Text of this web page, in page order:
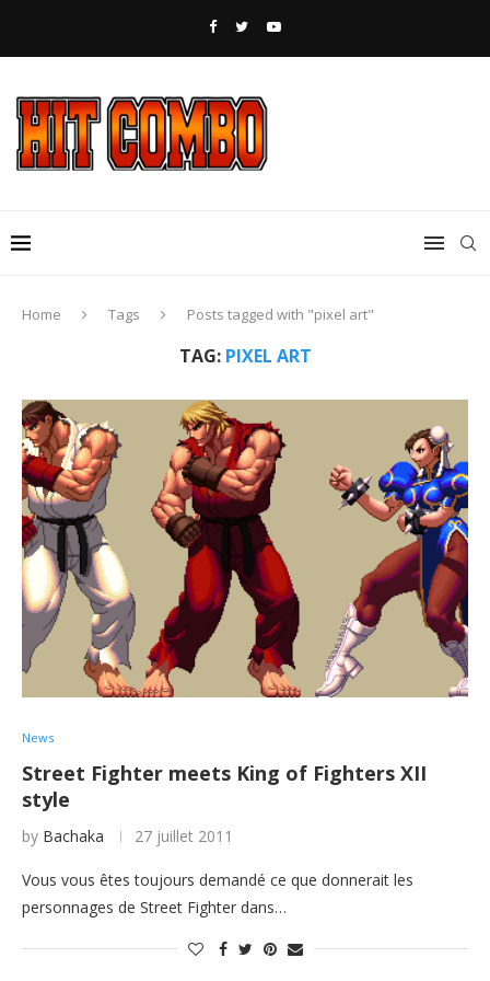
Home Tags Posts tagged with "pixel art"
TAG: PIXEL ART
News
Street Fighter meets King of Fighters XII
style
by Bachaka 27 juillet 2011
Vous vous êtes toujours demandé ce que donnerait les
personnages de Street Fighter dans…